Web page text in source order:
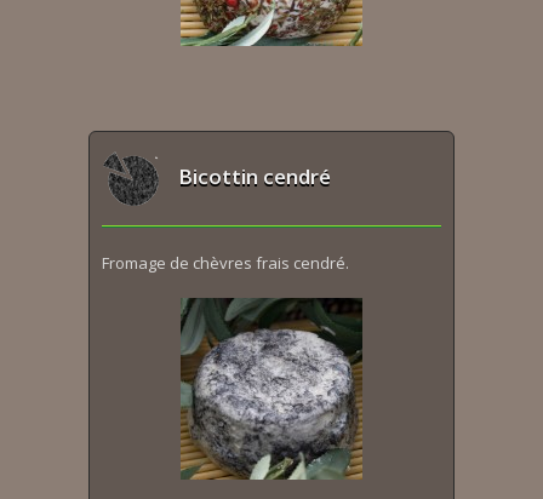
Bicottin cendré
Fromage de chèvres frais cendré.